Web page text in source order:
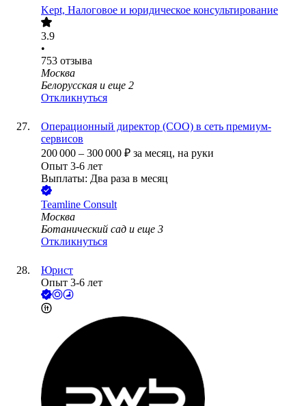
Kept, Налоговое и юридическое консультирование
3.9
•
753 отзыва
Москва
Белорусская и еще 2
Откликнуться
Операционный директор (COO) в сеть премиум-
сервисов
200 000 – 300 000 ₽ за месяц, на руки
Опыт 3-6 лет
Выплаты: Два раза в месяц
Teamline Consult
Москва
Ботанический сад и еще 3
Откликнуться
Юрист
Опыт 3-6 лет